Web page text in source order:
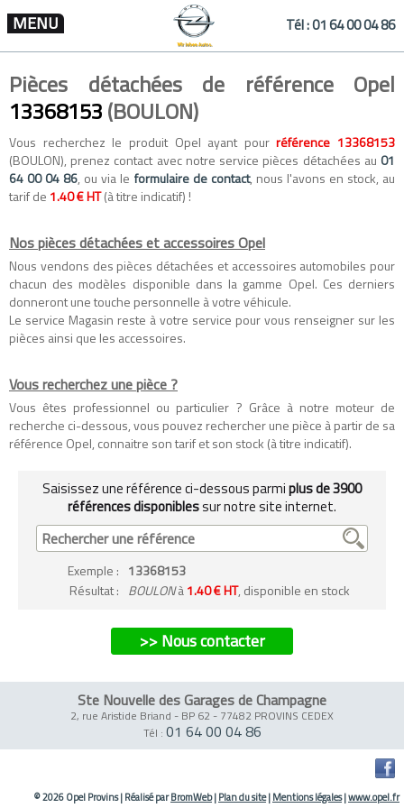
MENU Tél :01 64 00 04 86
Pièces détachées de référence Opel
13368153(BOULON)
Vous recherchez le produit Opel ayant pourréférence 13368153
(BOULON), prenez contact avec notre service pièces détachées au 01
64 00 04 86, ou via le formulaire de contact, nous l'avons en stock, au
tarif de 1.40 € HT(à titre indicatif) !
Nos pièces détachées et accessoires Opel
Nous vendons des pièces détachées etaccessoires automobiles pour
chacun des modèles disponible dans la gamme Opel. Ces derniers
donneront une touche personnelle à votre véhicule.
Le service Magasin reste à votre service pour vous renseigner sur les
pièces ainsi que les accessoires.
Vous recherchez une pièce ?
Vous êtes professionnel ou particulier ? Grâce à notre moteur de
recherche ci-dessous, vous pouvez rechercher une pièce à partir de sa
référence Opel, connaitre son tarif et son stock (à titre indicatif).
Saisissez une référence ci-dessous parmiplus de 3900
références disponiblessur notre site internet.
Exemple : 13368153
Résultat : BOULONà1.40 € HT, disponible en stock
>> Nous contacter
Ste Nouvelle des Garages de Champagne
2, rue Aristide Briand - BP 62 - 77482 PROVINS CEDEX
Tél : 01 64 00 04 86
© 2026 Opel Provins|Réalisé parBromWeb|Plan du site|Mentions légales|www.opel.fr